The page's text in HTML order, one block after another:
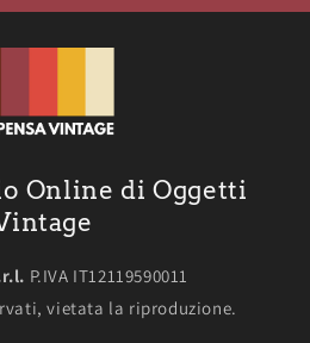
Online di Oggetti
P.IVA IT12119590011
vietata la riproduzione.